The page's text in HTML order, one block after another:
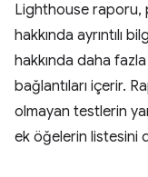
Lighthouse raporu,
hakkında ayrıntılı
hakkında daha
bağlantıları içerir.
olmayan testlerin
ek öğelerin listesini